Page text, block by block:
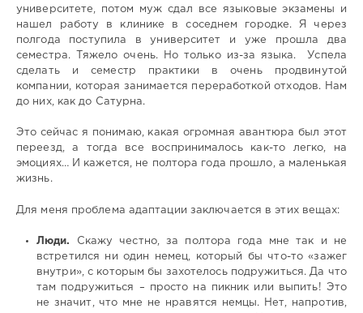
университете, потом муж сдал все языковые экзамены и
нашел работу в клинике в соседнем городке. Я через
полгода поступила в университет и уже прошла два
семестра. Тяжело очень. Но только из-за языка. Успела
сделать и семестр практики в очень продвинутой
компании, которая занимается переработкой отходов. Нам
до них, как до Сатурна.
Это сейчас я понимаю, какая огромная авантюра был этот
переезд, а тогда все воспринималось как-то легко, на
эмоциях… И кажется, не полтора года прошло, а маленькая
жизнь.
Для меня проблема адаптации заключается в этих вещах:
Люди.
Скажу честно, за полтора года мне так и не
встретился ни один немец, который бы что-то «зажег
внутри», с которым бы захотелось подружиться. Да что
там подружиться – просто на пикник или выпить! Это
не значит, что мне не нравятся немцы. Нет, напротив,